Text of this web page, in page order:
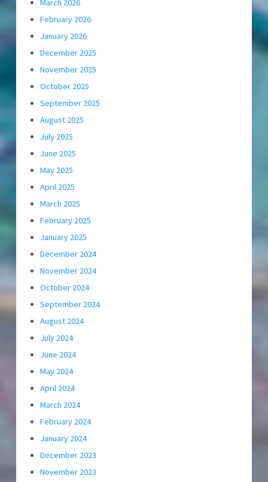
February 2026
January 2026
December 2025
November 2025
October 2025
September 2025
August 2025
July 2025
June 2025
May 2025
April 2025
March 2025
February 2025
January 2025
December 2024
November 2024
October 2024
September 2024
August 2024
July 2024
June 2024
May 2024
April 2024
March 2024
February 2024
January 2024
December 2023
November 2023